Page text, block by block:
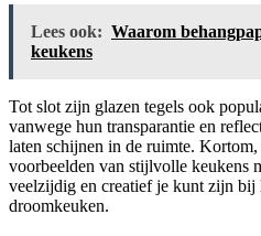
Lees ook: Waarom
keukens
Tot slot zijn glazen tegels ook
vanwege hun transparantie en
laten schijnen in de ruimte.
voorbeelden van stijlvolle keukens
veelzijdig en creatief je kunt zijn
droomkeuken.